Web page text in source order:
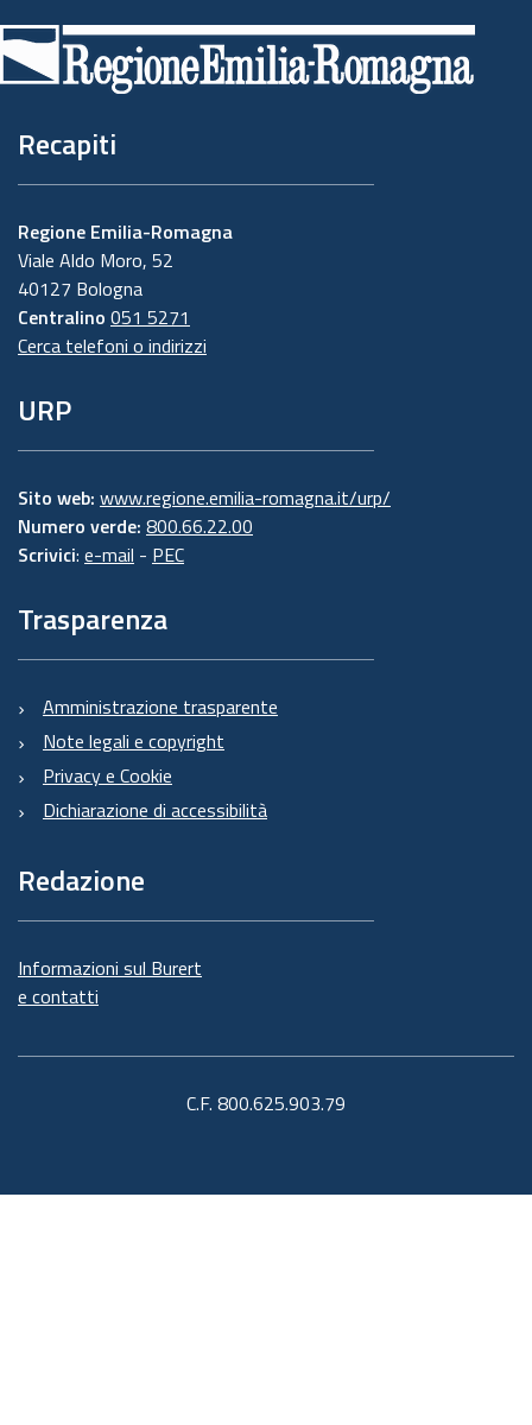
di
pagina
Recapiti
Regione Emilia-Romagna
Viale Aldo Moro, 52
40127 Bologna
Centralino 051 5271
Cerca telefoni o indirizzi
URP
Sito web: www.regione.emilia-romagna.it/urp/
Numero verde: 800.66.22.00
Scrivici: e-mail - PEC
Trasparenza
Amministrazione trasparente
Note legali e copyright
Privacy e Cookie
Dichiarazione di accessibilità
Redazione
Informazioni sul Burert
e contatti
C.F. 800.625.903.79